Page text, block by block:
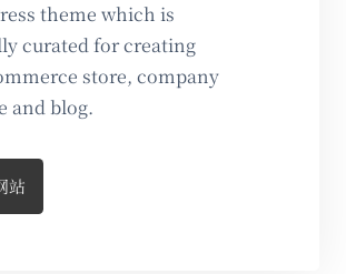
theme which is
curated for creating
store, company
and blog.
站